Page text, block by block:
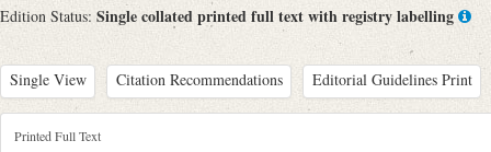
Edition Status: Single collated printed full text with registry labelling
Single View Citation Recommendations Editorial Guidelines Print
Metadata Concerning Header
Printed Full Text